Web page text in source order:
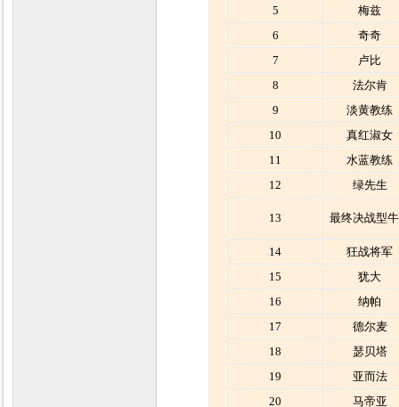
5
梅兹
6
奇奇
7
卢比
8
法尔肯
9
淡黄教练
10
真红淑女
11
水蓝教练
12
绿先生
13 最终决战型
14
狂战将军
15
犹大
16
纳帕
17
德尔麦
18
瑟贝塔
19
亚而法
20
马帝亚